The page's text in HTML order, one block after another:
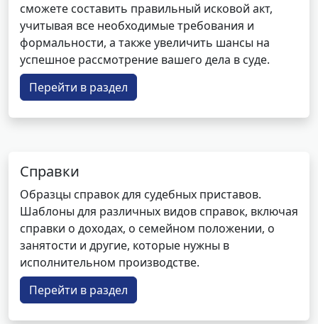
сможете составить правильный исковой акт,
учитывая все необходимые требования и
формальности, а также увеличить шансы на
успешное рассмотрение вашего дела в суде.
Перейти в раздел
Справки
Образцы справок для судебных приставов.
Шаблоны для различных видов справок, включая
справки о доходах, о семейном положении, о
занятости и другие, которые нужны в
исполнительном производстве.
Перейти в раздел